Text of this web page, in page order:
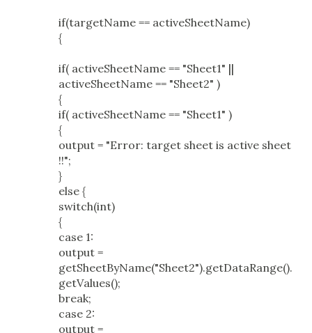
if(targetName == activeSheetName)
{
if( activeSheetName == "Sheet1" ||
activeSheetName == "Sheet2" )
{
if( activeSheetName == "Sheet1" )
{
output = "Error: target sheet is active sheet
!!";
}
else {
switch(int)
{
case 1:
output =
getSheetByName("Sheet2").getDataRange().
getValues();
break;
case 2:
output =